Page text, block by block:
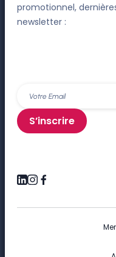
promotionnel,
newsletter :
S’inscrire